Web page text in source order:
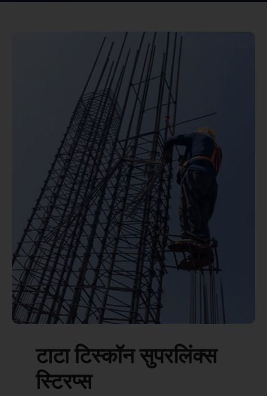
टाटा टिस्कॉन सुपरलिंक्स
स्टिरप्स